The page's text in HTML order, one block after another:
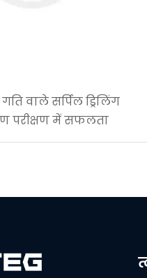
वाले सर्पिल ड्रिलिंग
परीक्षण में सफलता